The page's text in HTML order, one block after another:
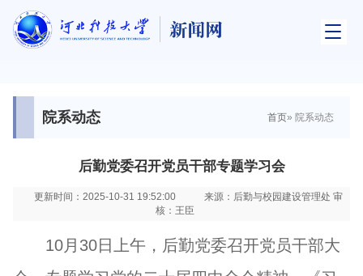
院系动态 首页» 院系动态
后勤党委召开党员干部专题学习会
更新时间：2025-10-31 19:52:00
来源：后勤与校园建设管理处 审
核：王臣
10月30日上午，后勤党委召开党员干部大